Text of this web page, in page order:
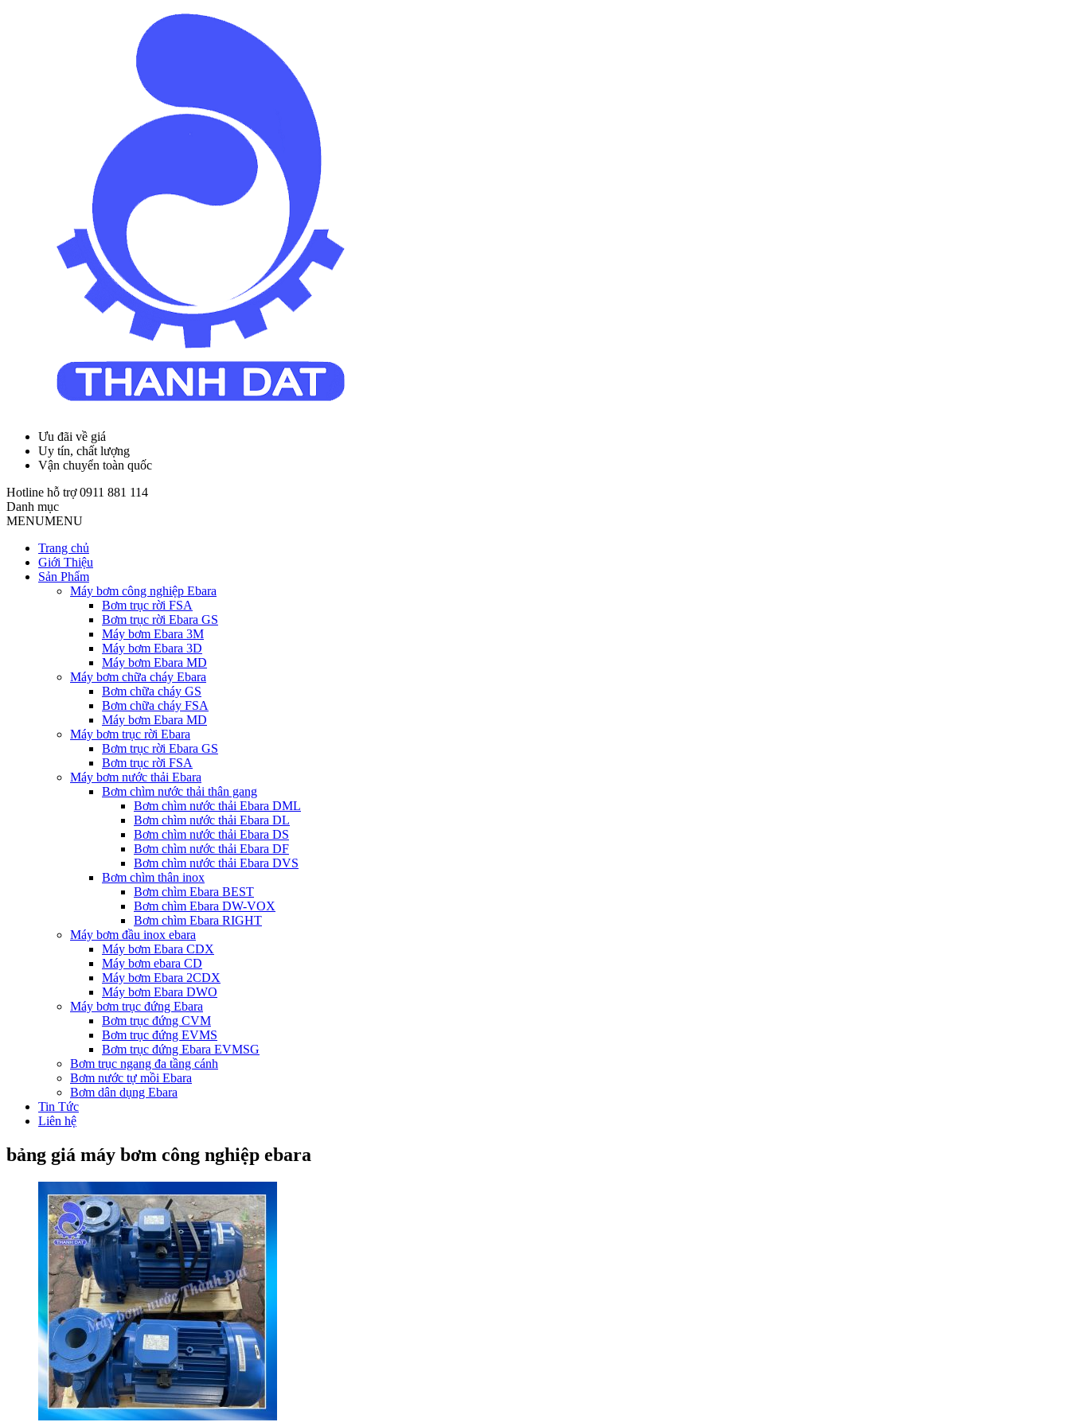
Ưu đãi về giá
Uy tín, chất lượng
Vận chuyển toàn quốc
Hotline hỗ trợ 0911 881 114
Danh mục
MENUMENU
Trang chủ
Giới Thiệu
Sản Phẩm
Máy bơm công nghiệp Ebara
Bơm trục rời FSA
Bơm trục rời Ebara GS
Máy bơm Ebara 3M
Máy bơm Ebara 3D
Máy bơm Ebara MD
Máy bơm chữa cháy Ebara
Bơm chữa cháy GS
Bơm chữa cháy FSA
Máy bơm Ebara MD
Máy bơm trục rời Ebara
Bơm trục rời Ebara GS
Bơm trục rời FSA
Máy bơm nước thải Ebara
Bơm chìm nước thải thân gang
Bơm chìm nước thải Ebara DML
Bơm chìm nước thải Ebara DL
Bơm chìm nước thải Ebara DS
Bơm chìm nước thải Ebara DF
Bơm chìm nước thải Ebara DVS
Bơm chìm thân inox
Bơm chìm Ebara BEST
Bơm chìm Ebara DW-VOX
Bơm chìm Ebara RIGHT
Máy bơm đầu inox ebara
Máy bơm Ebara CDX
Máy bơm ebara CD
Máy bơm Ebara 2CDX
Máy bơm Ebara DWO
Máy bơm trục đứng Ebara
Bơm trục đứng CVM
Bơm trục đứng EVMS
Bơm trục đứng Ebara EVMSG
Bơm trục ngang đa tầng cánh
Bơm nước tự mồi Ebara
Bơm dân dụng Ebara
Tin Tức
Liên hệ
bảng giá máy bơm công nghiệp ebara